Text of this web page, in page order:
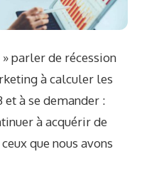
parler de récession
à calculer les
à se demander :
à acquérir de
que nous avons